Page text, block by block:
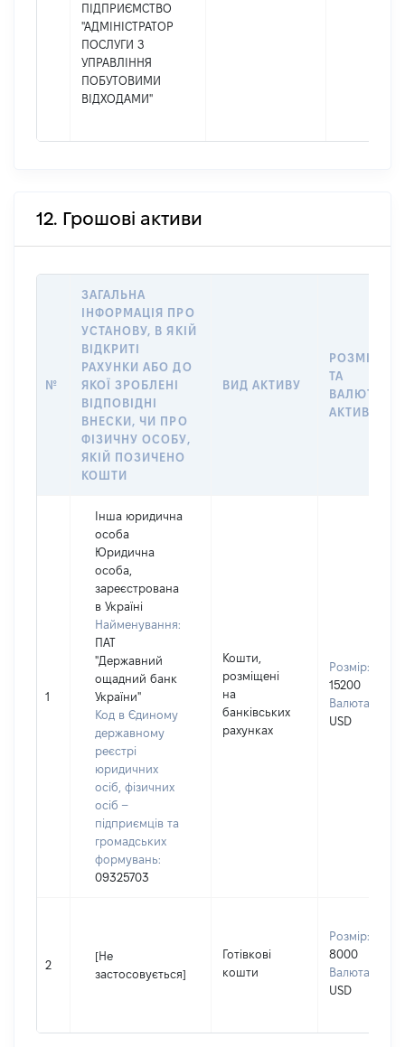
ПІДПРИЄМСТВО
"АДМІНІСТРАТОР
ПОСЛУГИ З
УПРАВЛІННЯ
ПОБУТОВИМИ
ВІДХОДАМИ"
12. Грошові активи
№
ЗАГАЛЬНА
ІНФОРМАЦІЯ ПРО
УСТАНОВУ, В ЯКІЙ
ВІДКРИТІ
РАХУНКИ АБО ДО
ЯКОЇ ЗРОБЛЕНІ
ВІДПОВІДНІ
ВНЕСКИ, ЧИ ПРО
ФІЗИЧНУ ОСОБУ,
ЯКІЙ ПОЗИЧЕНО
КОШТИ
ВИД АКТИВУ
РОЗМІР
ТА
ВАЛЮТА
АКТИВУ
1
Інша юридична
особа
Юридична
особа,
зареєстрована
в Україні
Найменування:
ПАТ
"Державний
ощадний банк
України"
Код в Єдиному
державному
реєстрі
юридичних
осіб, фізичних
осіб –
підприємців та
громадських
формувань:
09325703
Кошти,
розміщені
на
банківських
рахунках
Розмір:
15200
Валюта:
USD
2
[Не
застосовується]
Готівкові
кошти
Розмір:
8000
Валюта:
USD